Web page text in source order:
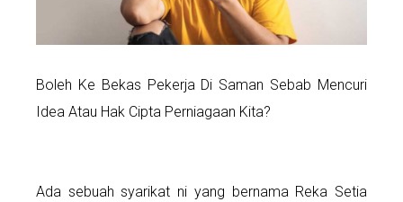
Boleh Ke Bekas Pekerja Di Saman Sebab Mencuri
Idea Atau Hak Cipta Perniagaan Kita?
Ada sebuah syarikat ni yang bernama Reka Setia